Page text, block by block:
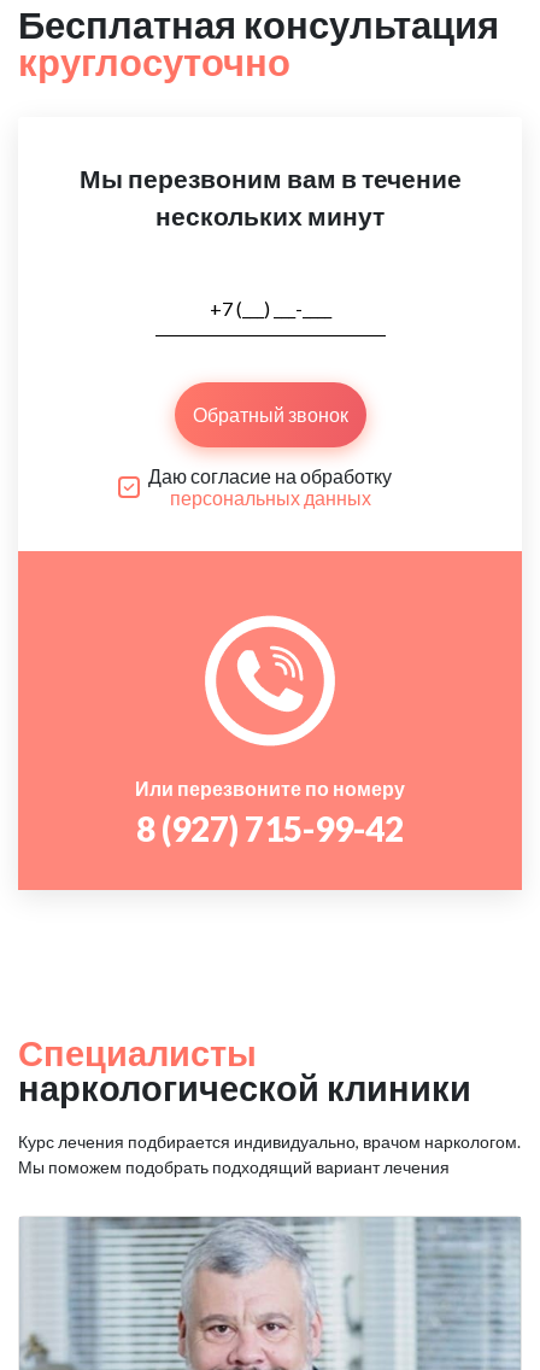
Бесплатная консультация
круглосуточно
Мы перезвоним вам в течение
нескольких минут
Обратный звонок
Даю согласие на обработку
персональных данных
Или перезвоните по номеру
8 (927) 715-99-42
Специалисты
наркологической клиники
Курс лечения подбирается индивидуально, врачом наркологом.
Мы поможем подобрать подходящий вариант лечения